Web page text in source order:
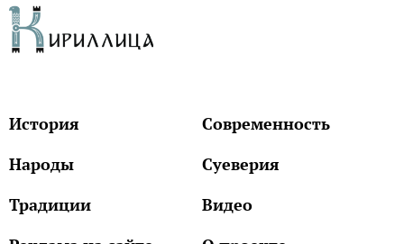
История
Современность
Народы
Суеверия
Традиции
Видео